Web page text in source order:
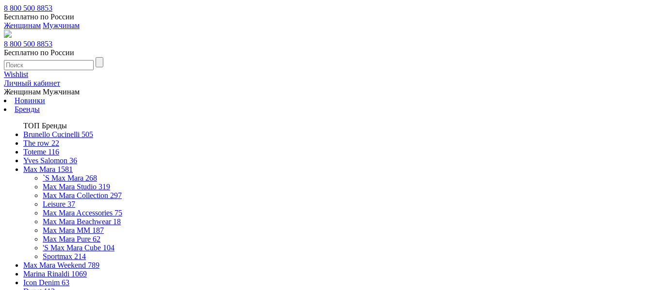
8 800 500 8853
Бесплатно по России
Женщинам Мужчинам
8 800 500 8853
Бесплатно по России
Wishlist
Личный кабинет
Женщинам Мужчинам
Новинки
Бренды
ТОП Бренды
Brunello Cucinelli 505
The row 22
Toteme 116
Yves Salomon 36
Max Mara 1581
`S Max Mara 268
Max Mara Studio 319
Max Mara Collection 297
Leisure 37
Max Mara Accessories 75
Max Mara Beachwear 18
Max Mara MM 187
Max Mara Pure 62
'S Max Mara Cube 104
Sportmax 214
Max Mara Weekend 789
Marina Rinaldi 1069
Icon Denim 63